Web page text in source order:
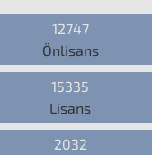
12747
Önlisans
15335
Lisans
2032